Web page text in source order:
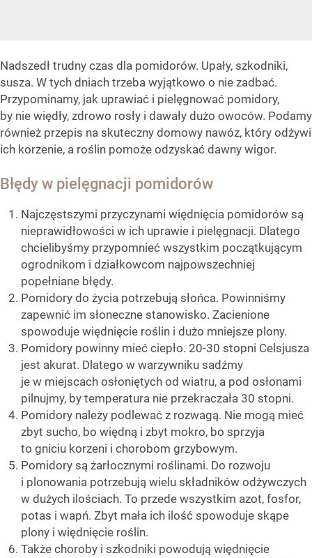
Nadszedł trudny czas dla pomidorów. Upały, szkodniki,
susza. W tych dniach trzeba wyjątkowo o nie zadbać.
Przypominamy, jak uprawiać i pielęgnować pomidory,
by nie więdły, zdrowo rosły i dawały dużo owoców. Podamy
również przepis na skuteczny domowy nawóz, który odżywi
ich korzenie, a roślin pomoże odzyskać dawny wigor.
Błędy w pielęgnacji pomidorów
Najczęstszymi przyczynami więdnięcia pomidorów są
nieprawidłowości w ich uprawie i pielęgnacji. Dlatego
chcielibyśmy przypomnieć wszystkim początkującym
ogrodnikom i działkowcom najpowszechniej
popełniane błędy.
Pomidory do życia potrzebują słońca. Powinniśmy
zapewnić im słoneczne stanowisko. Zacienione
spowoduje więdnięcie roślin i dużo mniejsze plony.
Pomidory powinny mieć ciepło. 20-30 stopni Celsjusza
jest akurat. Dlatego w warzywniku sadźmy
je w miejscach osłoniętych od wiatru, a pod osłonami
pilnujmy, by temperatura nie przekraczała 30 stopni.
Pomidory należy podlewać z rozwagą. Nie mogą mieć
zbyt sucho, bo więdną i zbyt mokro, bo sprzyja
to gniciu korzeni i chorobom grzybowym.
Pomidory są żarłocznymi roślinami. Do rozwoju
i plonowania potrzebują wielu składników odżywczych
w dużych ilościach. To przede wszystkim azot, fosfor,
potas i wapń. Zbyt mała ich ilość spowoduje skąpe
plony i więdnięcie roślin.
Także choroby i szkodniki powodują więdnięcie